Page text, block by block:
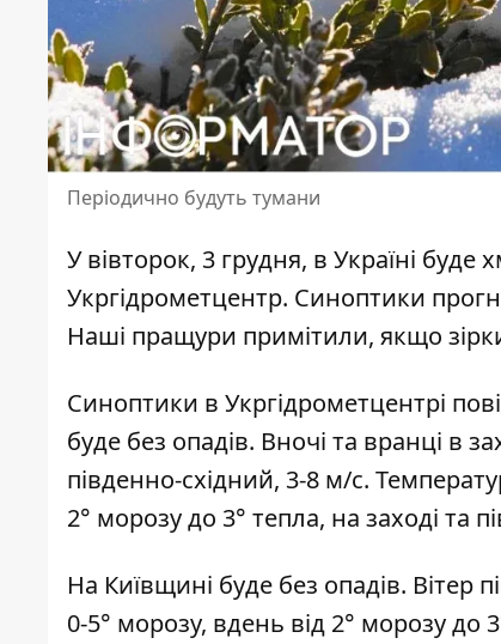
Періодично будуть тумани
У вівторок, 3 грудня, в Україні буде
Укргідрометцентр. Синоптики
Наші пращури примітили, якщо
Синоптики в Укргідрометцентрі
буде без опадів. Вночі та вранці в
південно-східний, 3-8 м/с.
2° морозу до 3° тепла, на заході та
На Київщині буде без опадів. Вітер
0-5° морозу, вдень від 2° морозу до